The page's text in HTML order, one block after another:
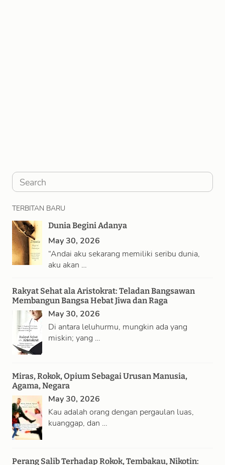
S
a
r
c
h
TERBITAN BARU
Dunia Begini Adanya
May 30, 2026
“Andai aku sekarang memiliki seribu dunia,
aku akan …
Rakyat Sehat ala Aristokrat: Teladan Bangsawan
Membangun Bangsa Hebat Jiwa dan Raga
May 30, 2026
Di antara leluhurmu, mungkin ada yang
miskin; yang …
Miras, Rokok, Opium Sebagai Urusan Manusia,
Agama, Negara
May 30, 2026
Kau adalah orang dengan pergaulan luas,
kuanggap, dan …
Perang Salib Terhadap Rokok, Tembakau, Nikotin: